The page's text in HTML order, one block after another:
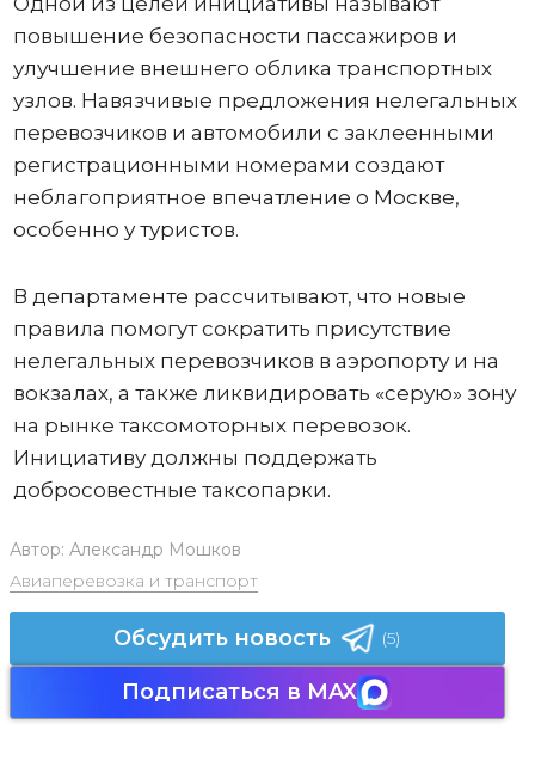
повышение безопасности пассажиров и
улучшение внешнего облика транспортных
узлов. Навязчивые предложения нелегальных
перевозчиков и автомобили с заклеенными
регистрационными номерами создают
неблагоприятное впечатление о Москве,
особенно у туристов.
В департаменте рассчитывают, что новые
правила помогут сократить присутствие
нелегальных перевозчиков в аэропорту и на
вокзалах, а также ликвидировать «серую» зону
на рынке таксомоторных перевозок.
Инициативу должны поддержать
добросовестные таксопарки.
Автор: Александр Мошков
Авиаперевозка и транспорт
Обсудить новость (5)
Подписаться в MAX